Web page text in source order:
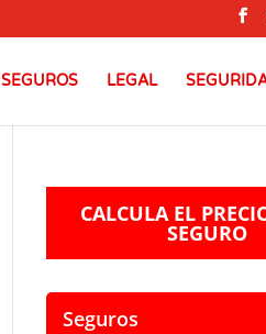
SEGUROS LEGAL
CALCULA EL
SEGURO
Seguros